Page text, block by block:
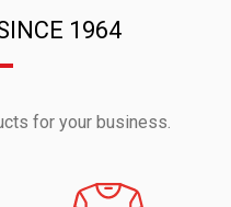
1964
for your business.